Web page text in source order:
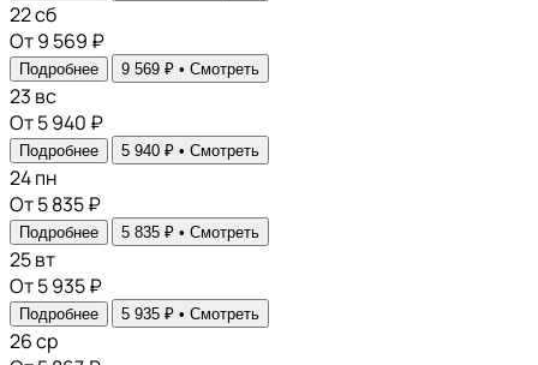
22сб
От 9 569 ₽
Подробнее 9 569 ₽ • Смотреть
23 вс
От 5 940 ₽
Подробнее 5 940 ₽ • Смотреть
24пн
От 5 835 ₽
Подробнее 5 835 ₽ • Смотреть
25вт
От 5 935 ₽
Подробнее 5 935 ₽ • Смотреть
26ср